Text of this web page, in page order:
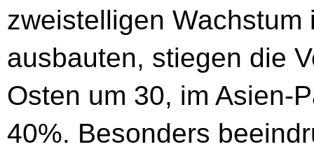
zweistelligen
ausbauten, stiegen die
Osten um 30, im Asien-
40%. Besonders